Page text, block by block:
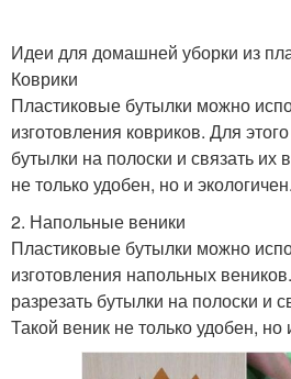
Идеи для домашней уборки из
Коврики
Пластиковые бутылки можно
изготовления ковриков. Для
бутылки на полоски и связать их
не только удобен, но и экологичен.
2. Напольные веники
Пластиковые бутылки можно
изготовления напольных
разрезать бутылки на полоски и
Такой веник не только удобен, но